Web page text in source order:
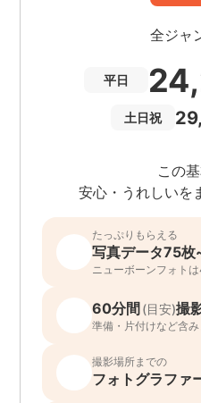
全ジャ
平日
土日祝
この
安心・うれしいを
たっぷりもらえる
写真データ75枚
ニューボーンフォト
60分間 (目安)撮
準備・片付けなど含み
撮影場所までの
フォトグラファ